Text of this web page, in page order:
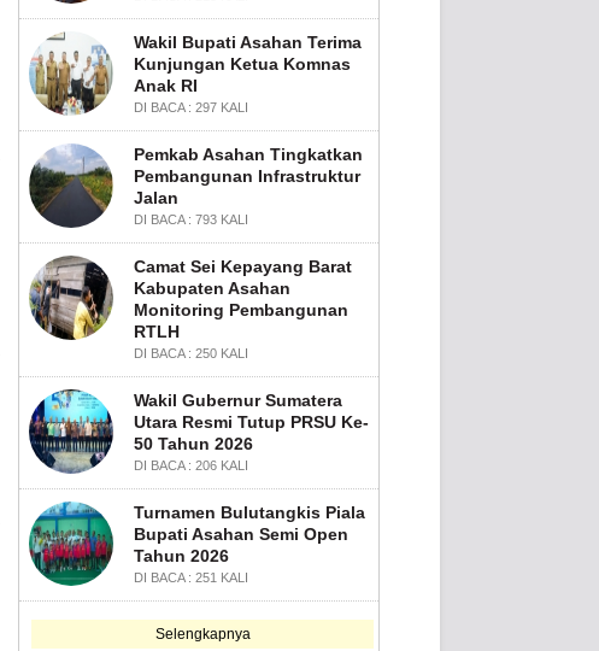
Wakil Bupati Asahan Terima
Kunjungan Ketua Komnas
Anak RI
DI BACA : 297 KALI
Pemkab Asahan Tingkatkan
Pembangunan Infrastruktur
Jalan
DI BACA : 793 KALI
Camat Sei Kepayang Barat
Kabupaten Asahan
Monitoring Pembangunan
RTLH
DI BACA : 250 KALI
Wakil Gubernur Sumatera
Utara Resmi Tutup PRSU Ke-
50 Tahun 2026
DI BACA : 206 KALI
Turnamen Bulutangkis Piala
Bupati Asahan Semi Open
Tahun 2026
DI BACA : 251 KALI
Selengkapnya